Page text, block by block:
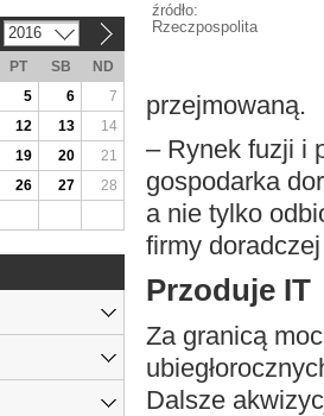
źródło:
Rzeczpospolita
przejmowaną.
– Rynek fuzji i
gospodarka
a nie tylko
firmy
Przoduje IT
Za granicą
Dalsze
2016
PT SB
ND
5 6
7
12 13
14
19 20
21
26 27
28